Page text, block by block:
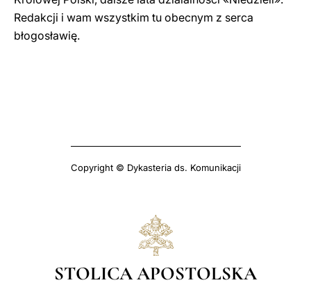
Redakcji i wam wszystkim tu obecnym z serca
błogosławię.
Copyright © Dykasteria ds. Komunikacji
STOLICA APOSTOLSKA